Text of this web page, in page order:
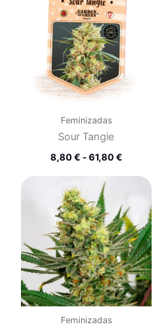
Feminizadas
Sour Tangie
8,80€ - 61,80€
precios:
desde
8,80 €
hasta
61,80 €
Feminizadas
Rango
precios:
desde
8,80 €
hasta
61,80 €